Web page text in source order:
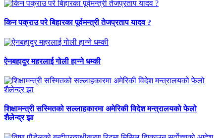
किन पक्राउ परे बिहारका पूर्वमन्त्री तेजप्रताप यादव ?
ऐनबहादुर महरलाई गोली हान्ने धम्की
शिक्षामन्त्री सस्मितको सल्लाहकारमा अमेरिकी विदेश मन्त्रालयको फेलो
शैलेन्द्र झा